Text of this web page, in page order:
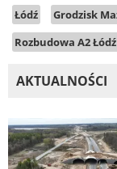
Łódź
Grodzisk
Rozbudowa A2
AKTUALNOŚCI